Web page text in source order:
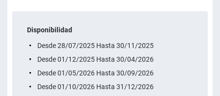
Disponibilidad
Desde 28/07/2025 Hasta 30/11/2025
Desde 01/12/2025 Hasta 30/04/2026
Desde 01/05/2026 Hasta 30/09/2026
Desde 01/10/2026 Hasta 31/12/2026